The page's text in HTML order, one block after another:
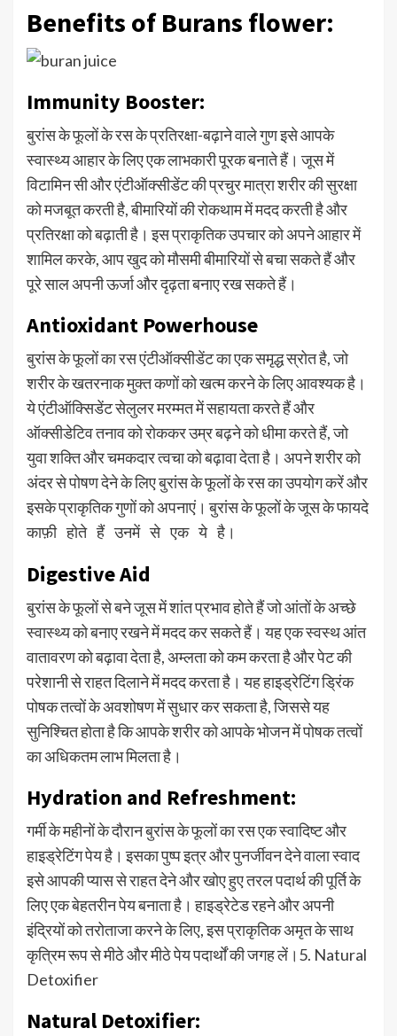
Benefits of Burans flower:
Immunity Booster:
बुरांस के फूलों के रस के प्रतिरक्षा-बढ़ाने वाले गुण इसे आपके
स्वास्थ्य आहार के लिए एक लाभकारी पूरक बनाते हैं। जूस में
विटामिन सी और एंटीऑक्सीडेंट की प्रचुर मात्रा शरीर की सुरक्षा
को मजबूत करती है, बीमारियों की रोकथाम में मदद करती है और
प्रतिरक्षा को बढ़ाती है। इस प्राकृतिक उपचार को अपने आहार में
शामिल करके, आप खुद को मौसमी बीमारियों से बचा सकते हैं और
पूरे साल अपनी ऊर्जा और दृढ़ता बनाए रख सकते हैं।
Antioxidant Powerhouse
बुरांस के फूलों का रस एंटीऑक्सीडेंट का एक समृद्ध स्रोत है, जो
शरीर के खतरनाक मुक्त कणों को खत्म करने के लिए आवश्यक है।
ये एंटीऑक्सिडेंट सेलुलर मरम्मत में सहायता करते हैं और
ऑक्सीडेटिव तनाव को रोककर उम्र बढ़ने को धीमा करते हैं, जो
युवा शक्ति और चमकदार त्वचा को बढ़ावा देता है। अपने शरीर को
अंदर से पोषण देने के लिए बुरांस के फूलों के रस का उपयोग करें और
इसके प्राकृतिक गुणों को अपनाएं।बुरांस के फूलों के जूस के फायदे
काफ़ी होते हैं उनमें से एक ये है।
Digestive Aid
बुरांस के फूलों से बने जूस में शांत प्रभाव होते हैं जो आंतों के अच्छे
स्वास्थ्य को बनाए रखने में मदद कर सकते हैं। यह एक स्वस्थ आंत
वातावरण को बढ़ावा देता है, अम्लता को कम करता है और पेट की
परेशानी से राहत दिलाने में मदद करता है। यह हाइड्रेटिंग ड्रिंक
पोषक तत्वों के अवशोषण में सुधार कर सकता है, जिससे यह
सुनिश्चित होता है कि आपके शरीर को आपके भोजन में पोषक तत्वों
का अधिकतम लाभ मिलता है।
Hydration and Refreshment:
गर्मी के महीनों के दौरान बुरांस के फूलों का रस एक स्वादिष्ट और
हाइड्रेटिंग पेय है। इसका पुष्प इत्र और पुनर्जीवन देने वाला स्वाद
इसे आपकी प्यास से राहत देने और खोए हुए तरल पदार्थ की पूर्ति के
लिए एक बेहतरीन पेय बनाता है। हाइड्रेटेड रहने और अपनी
इंद्रियों को तरोताजा करने के लिए, इस प्राकृतिक अमृत के साथ
कृत्रिम रूप से मीठे और मीठे पेय पदार्थों की जगह लें।5. Natural
Detoxifier
Natural Detoxifier: